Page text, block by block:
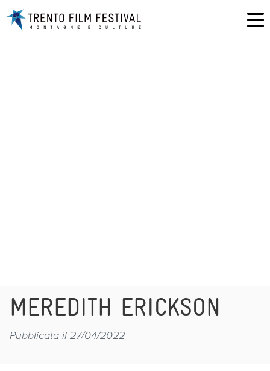
MEREDITH ERICKSON
Pubblicata il 27/04/2022